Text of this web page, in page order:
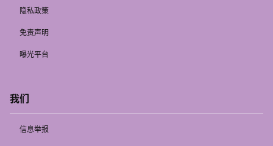
隐私政策
免责声明
曝光平台
我们
信息举报